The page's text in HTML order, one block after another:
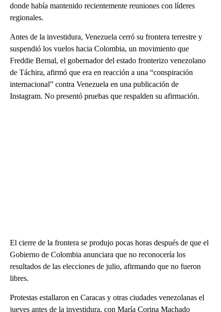
donde había mantenido recientemente reuniones con líderes
regionales.
Antes de la investidura, Venezuela cerró su frontera terrestre y
suspendió los vuelos hacia Colombia, un movimiento que
Freddie Bernal, el gobernador del estado fronterizo venezolano
de Táchira, afirmó que era en reacción a una “conspiración
internacional” contra Venezuela en una publicación de
Instagram. No presentó pruebas que respalden su afirmación.
El cierre de la frontera se produjo pocas horas después de que el
Gobierno de Colombia anunciara que no reconocería los
resultados de las elecciones de julio, afirmando que no fueron
libres.
Protestas estallaron en Caracas y otras ciudades venezolanas el
jueves antes de la investidura, con María Corina Machado